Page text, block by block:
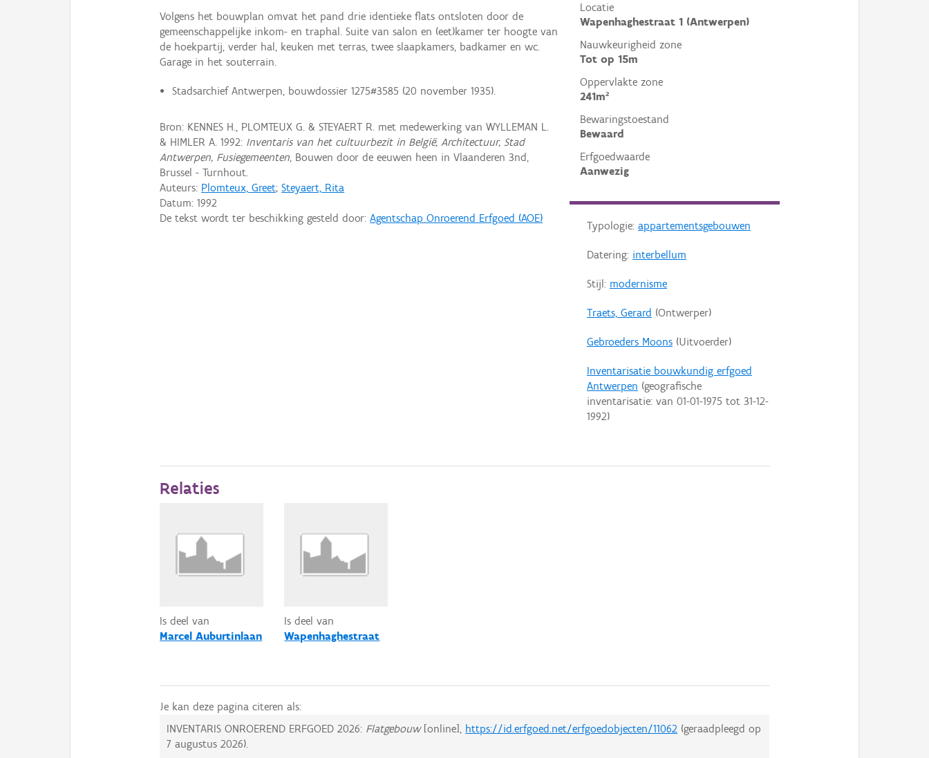
Locatie
Wapenhaghestraat 1 (Antwerpen)
Nauwkeurigheid zone
Tot op 15m
Oppervlakte zone
241m²
Bewaringstoestand
Bewaard
Erfgoedwaarde
Aanwezig
Typologie: appartementsgebouwen
Datering: interbellum
Stijl: modernisme
Traets, Gerard (Ontwerper)
Gebroeders Moons(Uitvoerder)
Inventarisatie bouwkundig erfgoed
Antwerpen (geografische
inventarisatie: van 01-01-1975 tot 31-12-
1992)
Volgens het bouwplan omvat het pand drie identieke flats ontsloten door de
gemeenschappelijke inkom- en traphal. Suite van salon en (eet)kamer ter hoogte van
de hoekpartij, verder hal, keuken met terras, twee slaapkamers, badkamer en wc.
Garage in het souterrain.
Stadsarchief Antwerpen, bouwdossier 1275#3585 (20 november 1935).
Bron: KENNES H., PLOMTEUX G. & STEYAERT R. met medewerking van WYLLEMAN L.
& HIMLER A. 1992: Inventaris van het cultuurbezit in België, Architectuur, Stad
Antwerpen, Fusiegemeenten, Bouwen door de eeuwen heen in Vlaanderen 3nd,
Brussel - Turnhout.
Auteurs: Plomteux, Greet;Steyaert, Rita
Datum:1992
De tekst wordt ter beschikking gesteld door:Agentschap Onroerend Erfgoed (AOE)
Relaties
Is deel van
Marcel Auburtinlaan
Is deel van
Wapenhaghestraat
Je kan deze pagina citeren als:
INVENTARIS ONROEREND ERFGOED 2026: Flatgebouw[online], https://id.erfgoed.net/erfgoedobjecten/11062 (geraadpleegd op
7 augustus 2026).